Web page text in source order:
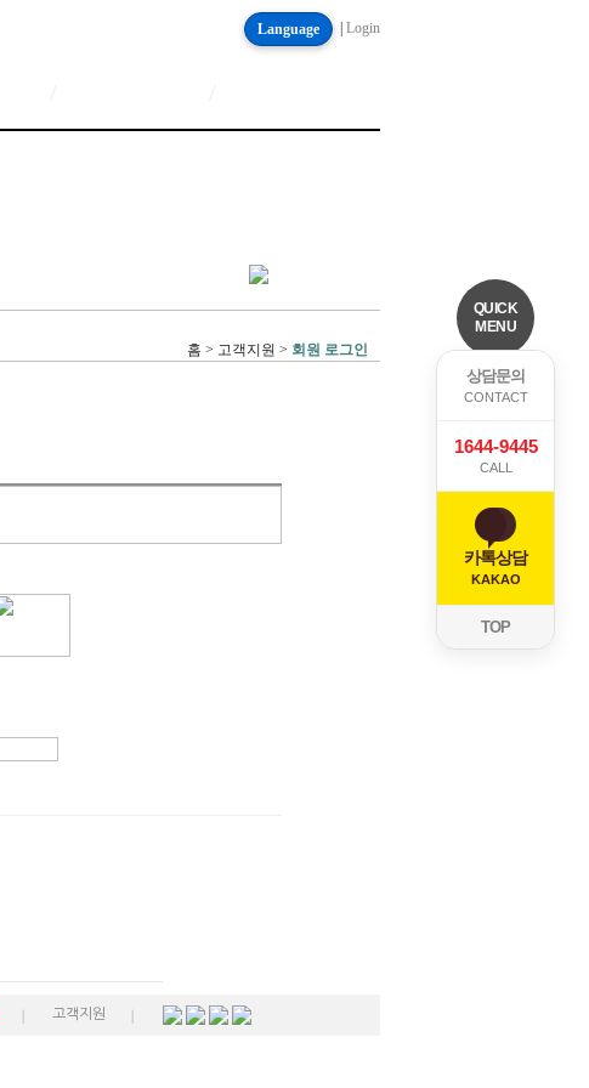
QUICK
MENU
상담문의
CONTACT
1644-9445
CALL
카톡상담
KAKAO
TOP
Language | Login
홈 > 고객지원 > 회원 로그인
고객지원